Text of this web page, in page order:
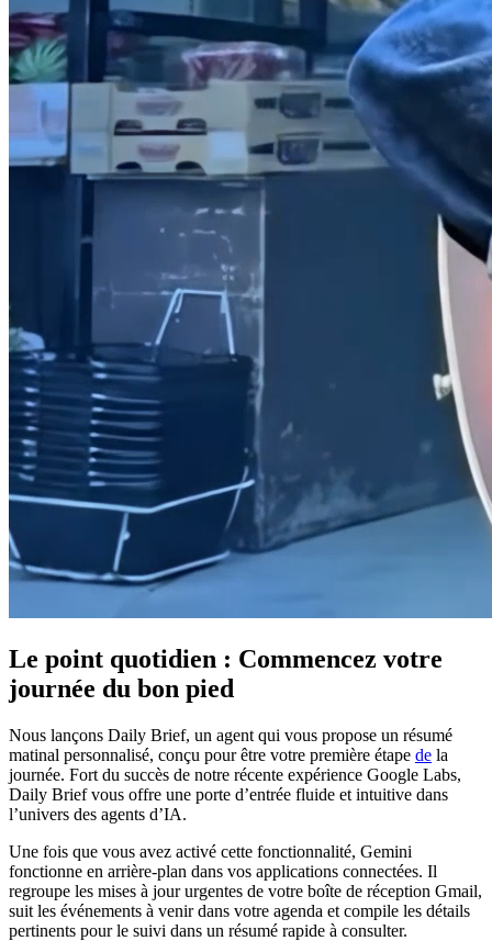
Le point quotidien : Commencez votre
journée du bon pied
Nous lançons Daily Brief, un agent qui vous propose un résumé
matinal personnalisé, conçu pour être votre première étape de la
journée. Fort du succès de notre récente expérience Google Labs,
Daily Brief vous offre une porte d’entrée fluide et intuitive dans
l’univers des agents d’IA.
Une fois que vous avez activé cette fonctionnalité, Gemini
fonctionne en arrière-plan dans vos applications connectées. Il
regroupe les mises à jour urgentes de votre boîte de réception Gmail,
suit les événements à venir dans votre agenda et compile les détails
pertinents pour le suivi dans un résumé rapide à consulter.